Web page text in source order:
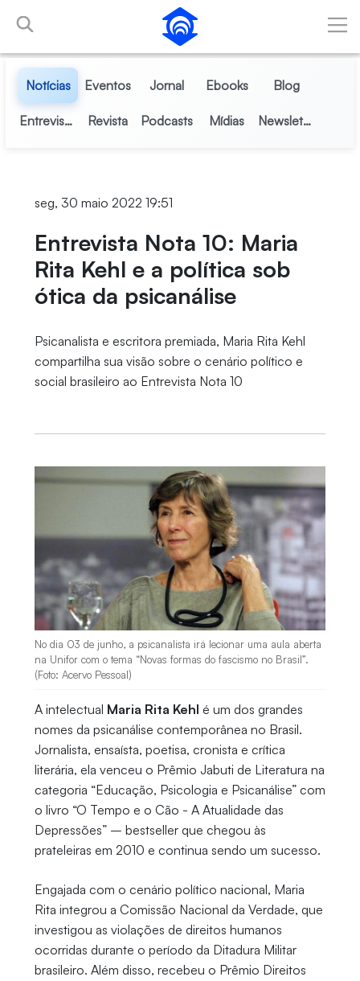
Pular para o Conteúdo principal
Notícias Eventos Jornal Ebooks Blog
Entrevistas Revista Podcasts Mídias Newsletter
seg, 30 maio 2022 19:51
Entrevista Nota 10: Maria
Rita Kehl e a política sob
ótica da psicanálise
Psicanalista e escritora premiada, Maria Rita Kehl
compartilha sua visão sobre o cenário político e
social brasileiro ao Entrevista Nota 10
No dia 03 de junho, a psicanalista irá lecionar uma aula aberta
na Unifor com o tema “Novas formas do fascismo no Brasil”.
(Foto: Acervo Pessoal)
A intelectual Maria Rita Kehl é um dos grandes
nomes da psicanálise contemporânea no Brasil.
Jornalista, ensaísta, poetisa, cronista e crítica
literária, ela venceu o Prêmio Jabuti de Literatura na
categoria “Educação, Psicologia e Psicanálise” com
o livro “O Tempo e o Cão - A Atualidade das
Depressões” – bestseller que chegou às
prateleiras em 2010 e continua sendo um sucesso.
Engajada com o cenário político nacional, Maria
Rita integrou a Comissão Nacional da Verdade, que
investigou as violações de direitos humanos
ocorridas durante o período da Ditadura Militar
brasileiro. Além disso, recebeu o Prêmio Direitos